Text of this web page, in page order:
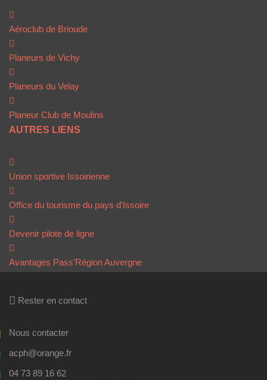
Aéroclub de Brioude
Planeurs de Vichy
Planeurs du Velay
Planeur Club de Moulins
AUTRES LIENS
Union sportive Issoirienne
Office du tourisme du pays d'Issoire
Devenir pilote de ligne
Avantages Pass’Région Auvergne
Rester en contact
Nous contacter
acph@orange.fr
04 73 89 16 62